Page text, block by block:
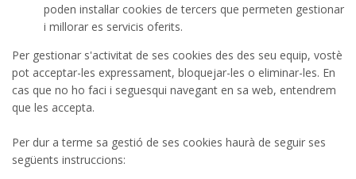
poden instal·lar cookies de tercers que permeten gestionar
i millorar es servicis oferits.
Per gestionar s'activitat de ses cookies des des seu equip, vostè
pot acceptar-les expressament, bloquejar-les o eliminar-les. En
cas que no ho faci i seguesqui navegant en sa web, entendrem
que les accepta.
Per dur a terme sa gestió de ses cookies haurà de seguir ses
següents instruccions: